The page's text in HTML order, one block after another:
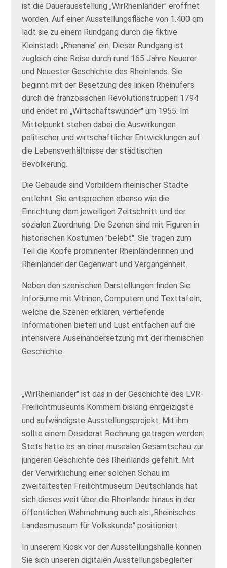
ist die Dauerausstellung „WirRheinländer" eröffnet
worden. Auf einer Ausstellungsfläche von 1.400 qm
lädt sie zu einem Rundgang durch die fiktive
Kleinstadt „Rhenania" ein. Dieser Rundgang ist
zugleich eine Reise durch rund 165 Jahre Neuerer
und Neuester Geschichte des Rheinlands. Sie
beginnt mit der Besetzung des linken Rheinufers
durch die französischen Revolutionstruppen 1794
und endet im „Wirtschaftswunder" um 1955. Im
Mittelpunkt stehen dabei die Auswirkungen
politischer und wirtschaftlicher Entwicklungen auf
die Lebensverhältnisse der städtischen
Bevölkerung.
Die Gebäude sind Vorbildern rheinischer Städte
entlehnt. Sie entsprechen ebenso wie die
Einrichtung dem jeweiligen Zeitschnitt und der
sozialen Zuordnung. Die Szenen sind mit Figuren in
historischen Kostümen "belebt". Sie tragen zum
Teil die Köpfe prominenter Rheinländerinnen und
Rheinländer der Gegenwart und Vergangenheit.
Neben den szenischen Darstellungen finden Sie
Inforäume mit Vitrinen, Computern und Texttafeln,
welche die Szenen erklären, vertiefende
Informationen bieten und Lust entfachen auf die
intensivere Auseinandersetzung mit der rheinischen
Geschichte.
„WirRheinländer" ist das in der Geschichte des LVR-
Freilichtmuseums Kommern bislang ehrgeizigste
und aufwändigste Ausstellungsprojekt. Mit ihm
sollte einem Desiderat Rechnung getragen werden:
Stets hatte es an einer musealen Gesamtschau zur
jüngeren Geschichte des Rheinlands gefehlt. Mit
der Verwirklichung einer solchen Schau im
zweitältesten Freilichtmuseum Deutschlands hat
sich dieses weit über die Rheinlande hinaus in der
öffentlichen Wahrnehmung auch als „Rheinisches
Landesmuseum für Volkskunde" positioniert.
In unserem Kiosk vor der Ausstellungshalle können
Sie sich unseren digitalen Ausstellungsbegleiter